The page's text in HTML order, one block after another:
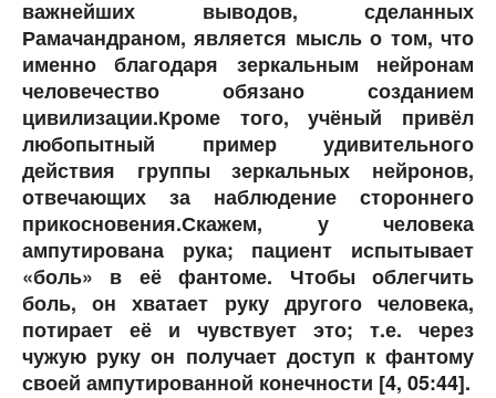
важнейших выводов, сделанных
Рамачандраном, является мысль о том, что
именно благодаря зеркальным нейронам
человечество обязано созданием
цивилизации.Кроме того, учёный привёл
любопытный пример удивительного
действия группы зеркальных нейронов,
отвечающих за наблюдение стороннего
прикосновения.Скажем, у человека
ампутирована рука; пациент испытывает
«боль» в её фантоме. Чтобы облегчить
боль, он хватает руку другого человека,
потирает её и чувствует это; т.е. через
чужую руку он получает доступ к фантому
своей ампутированной конечности [4, 05:44].